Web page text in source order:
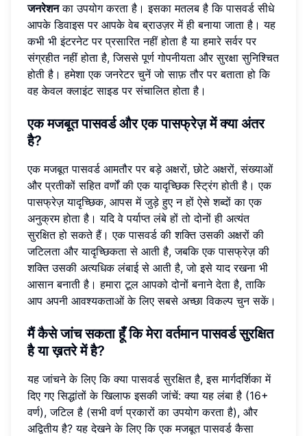
जनरेशनका उपयोग करता है। इसका मतलब है कि पासवर्ड सीधे
आपके डिवाइस पर आपके वेब ब्राउज़र में ही बनाया जाता है। यह
कभी भी इंटरनेट पर प्रसारित नहीं होता है या हमारे सर्वर पर
संग्रहीत नहीं होता है, जिससे पूर्ण गोपनीयता और सुरक्षा सुनिश्चित
होती है। हमेशा एक जनरेटर चुनें जो साफ़ तौर पर बताता हो कि
वह केवल क्लाइंट साइड पर संचालित होता है।
एक मजबूत पासवर्ड और एक पासफ्रेज़ में क्या अंतर
है?
एक मजबूत पासवर्ड आमतौर पर बड़े अक्षरों, छोटे अक्षरों, संख्याओं
और प्रतीकों सहित वर्णों की एक यादृच्छिक स्ट्रिंग होती है। एक
पासफ्रेज़ यादृच्छिक, आपस में जुड़े हुए न हों ऐसे शब्दों का एक
अनुक्रम होता है। यदि वे पर्याप्त लंबे हों तो दोनों ही अत्यंत
सुरक्षित हो सकते हैं। एक पासवर्ड की शक्ति उसकी अक्षरों की
जटिलता और यादृच्छिकता से आती है, जबकि एक पासफ्रेज़ की
शक्ति उसकी अत्यधिक लंबाई से आती है, जो इसे याद रखना भी
आसान बनाती है। हमारा टूल आपको दोनों बनाने देता है, ताकि
आप अपनी आवश्यकताओं के लिए सबसे अच्छा विकल्प चुन सकें।
मैं कैसे जांच सकता हूँ कि मेरा वर्तमान पासवर्ड सुरक्षित
है या ख़तरे में है?
यह जांचने के लिए कि क्या पासवर्ड सुरक्षित है, इस मार्गदर्शिका में
दिए गए सिद्धांतों के खिलाफ इसकी जांचें: क्या यह लंबा है (16+
वर्ण), जटिल है (सभी वर्ण प्रकारों का उपयोग करता है), और
अद्वितीय है? यह देखने के लिए कि एक मजबूत पासवर्ड कैसा